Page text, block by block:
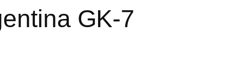
GK-7